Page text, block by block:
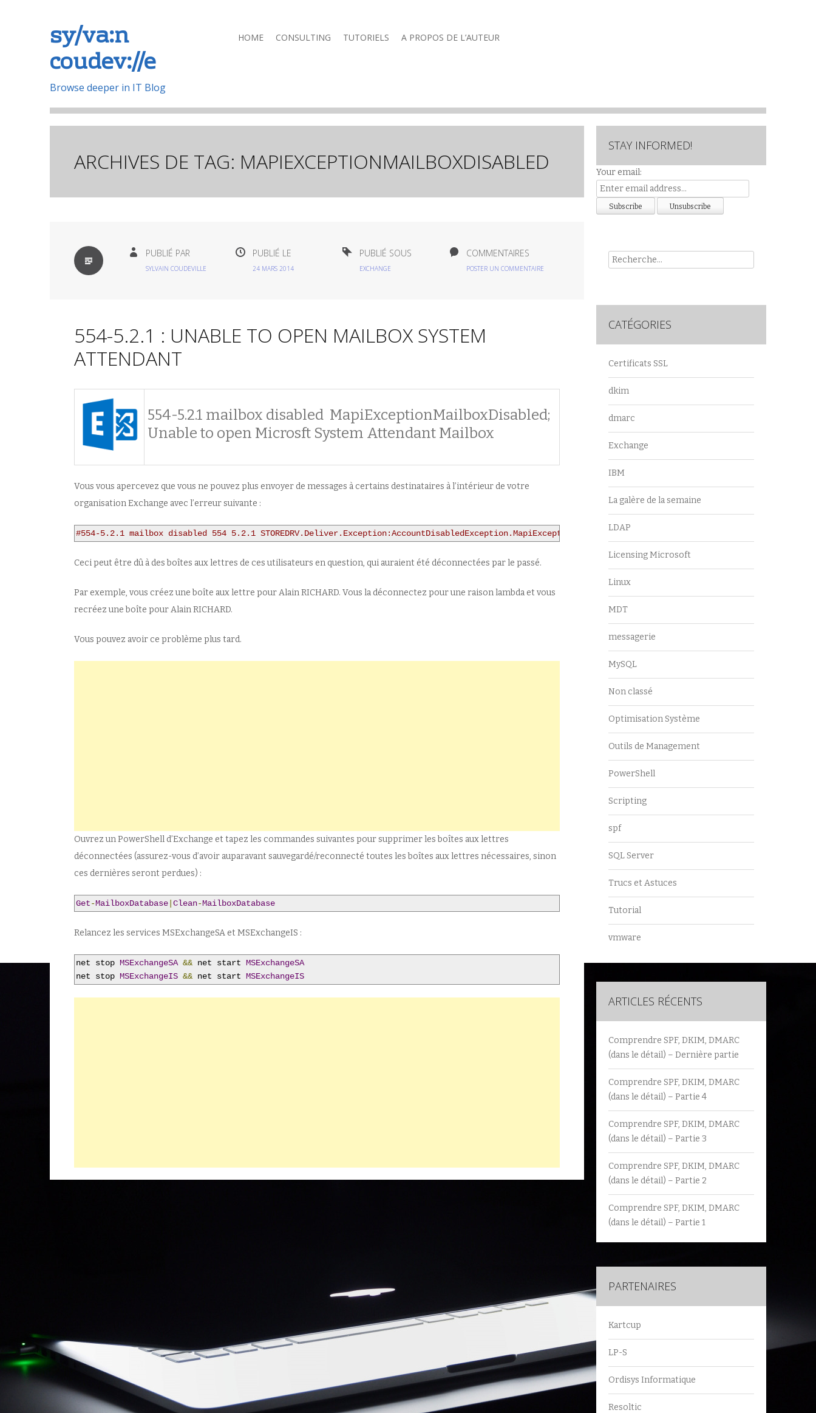
sy/va:n
coudev://e
Browse deeper in IT Blog
Aller
HOME CONSULTING TUTORIELS A PROPOS DE L’AUTEUR
ARCHIVES DE TAG: MAPIEXCEPTIONMAILBOXDISABLED
PAR
DÉFAUT
PUBLIÉ PAR
SYLVAIN COUDEVILLE
PUBLIÉ LE
24 MARS 2014
PUBLIÉ SOUS
EXCHANGE
COMMENTAIRES
POSTER UN COMMENTAIRE
554-5.2.1 : UNABLE TO OPEN MAILBOX SYSTEM
ATTENDANT
554-5.2.1 mailbox disabled MapiExceptionMailboxDisabled;
Unable to open Microsft System Attendant Mailbox
Vous vous apercevez que vous ne pouvez plus envoyer de messages à certains destinataires à l’intérieur de votre
organisation Exchange avec l’erreur suivante :
#554-5.2.1 mailbox disabled 554 5.2.1 STOREDRV.Deliver.Exception:AccountDisabledException.MapiExceptionMailboxDisabled; Failed to process message
Ceci peut être dû à des boîtes aux lettres de ces utilisateurs en question, qui auraient été déconnectées par le passé.
Par exemple, vous créez une boîte aux lettre pour Alain RICHARD. Vous la déconnectez pour une raison lambda et vous
recréez une boîte pour Alain RICHARD.
Vous pouvez avoir ce problème plus tard.
Ouvrez un PowerShell d’Exchange et tapez les commandes suivantes pour supprimer les boîtes aux lettres
déconnectées (assurez-vous d’avoir auparavant sauvegardé/reconnecté toutes les boîtes aux lettres nécessaires, sinon
ces dernières seront perdues) :
Get-MailboxDatabase Clean-MailboxDatabase
Relancez les services MSExchangeSA et MSExchangeIS :
net stop MSExchangeSA && net start MSExchangeSA
net stop MSExchangeIS && net start MSExchangeIS
STAY INFORMED!
Your email:
Rech
CATÉGORIES
Certificats SSL
dkim
dmarc
Exchange
IBM
La galère de la semaine
LDAP
Licensing Microsoft
Linux
MDT
messagerie
MySQL
Non classé
Optimisation Système
Outils de Management
PowerShell
Scripting
spf
SQL Server
Trucs et Astuces
Tutorial
vmware
ARTICLES RÉCENTS
Comprendre SPF, DKIM, DMARC
(dans le détail) – Dernière partie
Comprendre SPF, DKIM, DMARC
(dans le détail) – Partie 4
Comprendre SPF, DKIM, DMARC
(dans le détail) – Partie 3
Comprendre SPF, DKIM, DMARC
(dans le détail) – Partie 2
Comprendre SPF, DKIM, DMARC
(dans le détail) – Partie 1
PARTENAIRES
Kartcup
LP-S
Ordisys Informatique
Resoltic